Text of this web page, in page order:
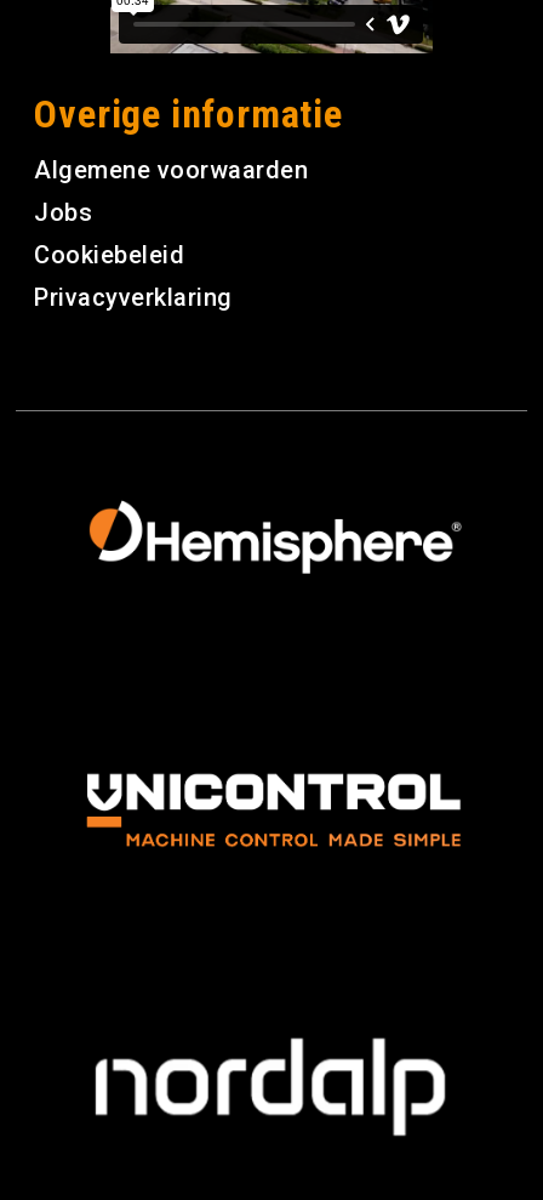
Overige informatie
Algemene voorwaarden
Jobs
Cookiebeleid
Privacyverklaring